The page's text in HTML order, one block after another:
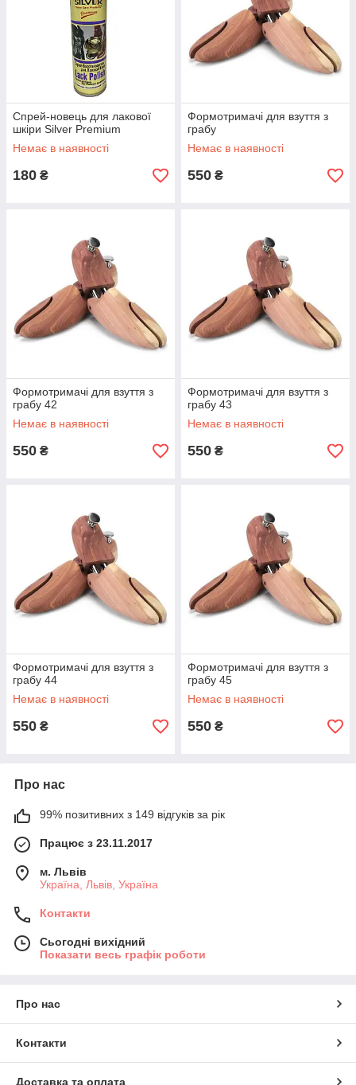
Спрей-новець для лакової
шкіри Silver Premium
Немає в наявності
180 ₴
Формотримачі для взуття з
грабу
Немає в наявності
550 ₴
Формотримачі для взуття з
грабу 42
Немає в наявності
550 ₴
Формотримачі для взуття з
грабу 43
Немає в наявності
550 ₴
Формотримачі для взуття з
грабу 44
Немає в наявності
550 ₴
Формотримачі для взуття з
грабу 45
Немає в наявності
550 ₴
Про нас
99% позитивних з 149 відгуків за рік
Працює з 23.11.2017
м. Львів
Україна, Львів, Україна
Контакти
Сьогодні вихідний
Показати весь графік роботи
Про нас
Контакти
Доставка та оплата